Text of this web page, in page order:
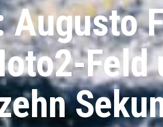
Augusto